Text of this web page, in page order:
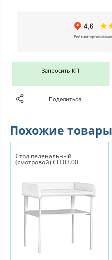
Запросить КП
Поделиться
Похожие товары
Стол пеленальный
(смотровой) СП.03.00